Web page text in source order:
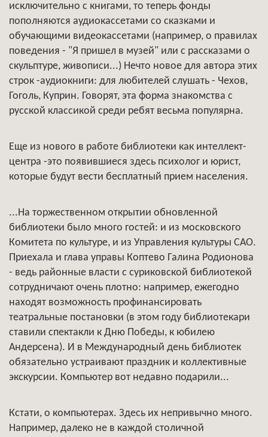
исключительно с книгами, то теперь фонды
пополняются аудиокассетами со сказками и
обучающими видеокассетами (например, о правилах
поведения - "Я пришел в музей" или с рассказами о
скульптуре, живописи...) Нечто новое для автора этих
строк -аудиокниги: для любителей слушать - Чехов,
Гоголь, Куприн. Говорят, эта форма знакомства с
русской классикой среди ребят весьма популярна.
Еще из нового в работе библиотеки как интеллект-
центра -это появившиеся здесь психолог и юрист,
которые будут вести бесплатный прием населения.
...На торжественном открытии обновленной
библиотеки было много гостей: и из московского
Комитета по культуре, и из Управления культуры САО.
Приехала и глава управы Коптево Галина Родионова
- ведь районные власти с суриковской библиотекой
сотрудничают очень плотно: например, ежегодно
находят возможность профинансировать
театральные постановки (в этом году библиотекари
ставили спектакли к Дню Победы, к юбилею
Андерсена). И в Международный день библиотек
обязательно устраивают праздник и коллективные
экскурсии. Компьютер вот недавно подарили...
Кстати, о компьютерах. Здесь их непривычно много.
Например, далеко не в каждой столичной